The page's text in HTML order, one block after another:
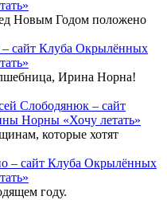
Новым Годом положено
сайт Клуба Окрылённых
Ирина Норна!
Слободянюк – сайт
Норны «Хочу летать»
которые хотят
– сайт Клуба Окрылённых
году.